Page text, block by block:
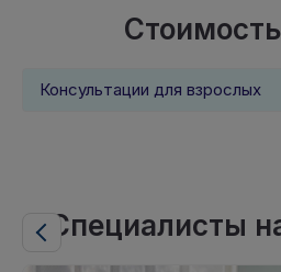
Консультации для взрослых
Специалисты